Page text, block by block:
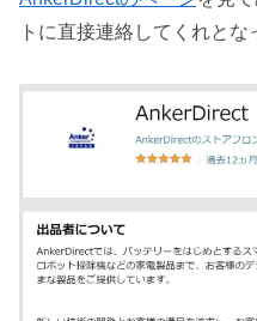
トに直接連絡してくれとな